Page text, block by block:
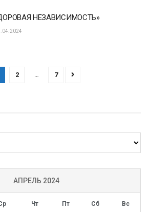
НЕЗАВИСИМОСТЬ»
2 … 7
АПРЕЛЬ 2024
Чт Пт Сб Вс